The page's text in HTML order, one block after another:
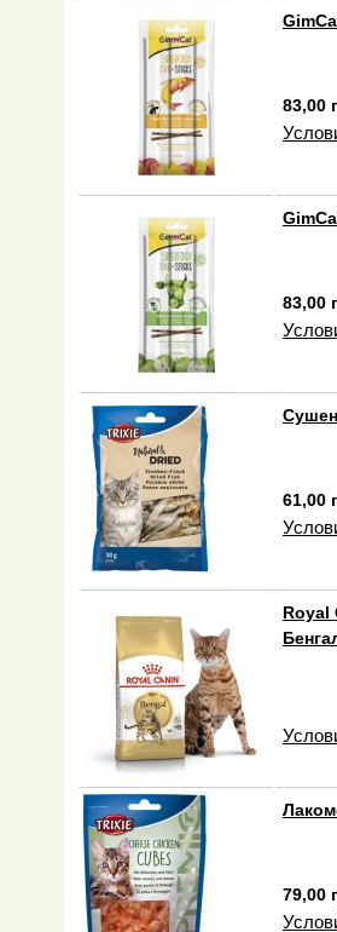
83,00
83,00
61,00
Royal
79,00